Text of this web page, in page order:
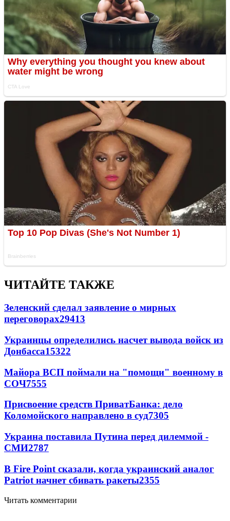
ЧИТАЙТЕ ТАКЖЕ
Зеленский сделал заявление о мирных
переговорах29413
Украинцы определились насчет вывода войск из
Донбасса15322
Майора ВСП поймали на "помощи" военному в
СОЧ7555
Присвоение средств ПриватБанка: дело
Коломойского направлено в суд7305
Украина поставила Путина перед дилеммой -
СМИ2787
В Fire Point сказали, когда украинский аналог
Patriot начнет сбивать ракеты2355
Читать комментарии